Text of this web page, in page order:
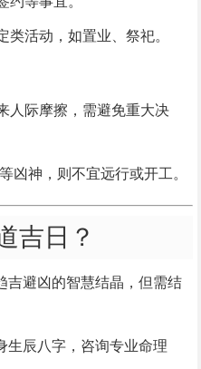
类活动，如置业、祭祀。
人际摩擦，需避免重大决
凶神，则不宜远行或开工。
吉日？
吉避凶的智慧结晶，但需结
生辰八字，咨询专业命理